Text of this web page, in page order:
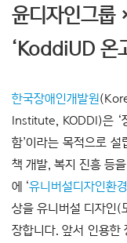
윤디자인그룹
‘KoddiUD 온
한국장애인개발원
Institute, KODDI)은 ‘
함’이라는 목적으로
책 개발, 복지 진흥 등
에 ‘유니버설디자인환
상을 유니버설 디자인(
장합니다. 앞서 인용한